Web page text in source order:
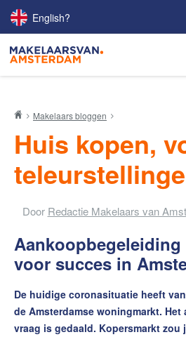
English?
Ons aanbod
Woningzoekers
Onze makelaars
Huis kopen
Uw huis verhuren
Onze diensten
Contact
Makelaars bloggen
Huis kopen,
Door Redactie Makelaars van
voor succes in
De huidige coronasituatie heeft
de Amsterdamse woningmarkt.
vraag is gedaald. Kopersmarkt zou